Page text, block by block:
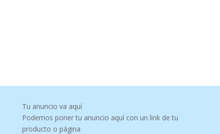
Tu anuncio va aquí
Podemos poner tu anuncio aquí con un link de tu
producto o página